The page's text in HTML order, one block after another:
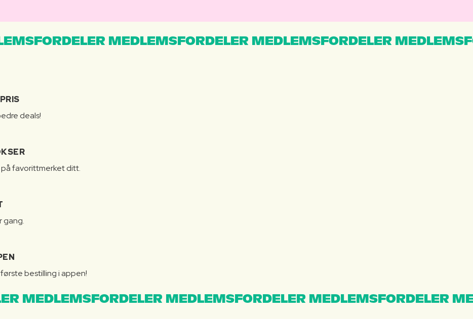
MEDLEMSFORDELER MEDLEMSFORDELER
deals!
på favorittmerket ditt.
gang.
bestilling i appen!
MEDLEMSFORDELER MEDLEMSFORDELER MEDLEMSFORDELER